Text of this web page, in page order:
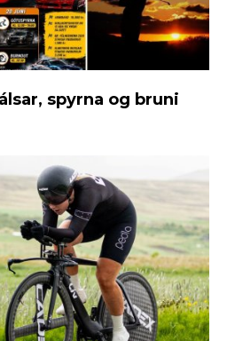
spyrna og bruni